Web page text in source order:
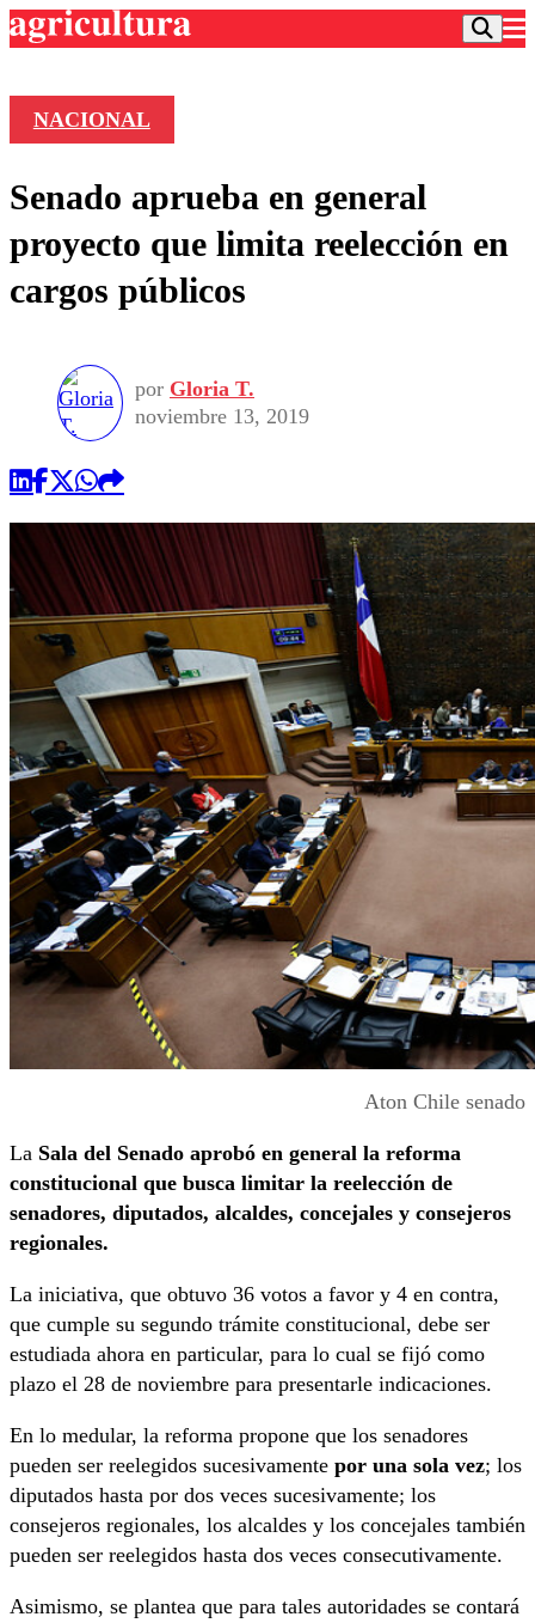
Frecuencias
Agricultura TV
Deportes
Colo Colo
Seleccion Chilena
Torneo Internacional
Entretención
Economía
Internacional
Publicaciones en medios
Opinión
NACIONAL
Senado aprueba en general
proyecto que limita reelección en
cargos públicos
por Gloria T.
noviembre 13, 2019
Aton Chile senado
La Sala del Senado aprobó en general la reforma
constitucional que busca limitar la reelección de
senadores, diputados, alcaldes, concejales y consejeros
regionales.
La iniciativa, que obtuvo 36 votos a favor y 4 en contra,
que cumple su segundo trámite constitucional, debe ser
estudiada ahora en particular, para lo cual se fijó como
plazo el 28 de noviembre para presentarle indicaciones.
En lo medular, la reforma propone que los senadores
pueden ser reelegidos sucesivamente por una sola vez; los
diputados hasta por dos veces sucesivamente; los
consejeros regionales, los alcaldes y los concejales también
pueden ser reelegidos hasta dos veces consecutivamente.
Asimismo, se plantea que para tales autoridades se contará